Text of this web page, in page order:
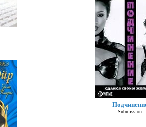
Submission